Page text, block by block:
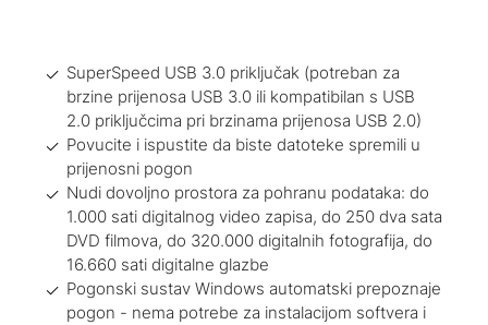
SuperSpeed ​​USB 3.0 priključak (potreban za
brzine prijenosa USB 3.0 ili kompatibilan s USB
2.0 priključcima pri brzinama prijenosa USB 2.0)
Povucite i ispustite da biste datoteke spremili u
prijenosni pogon
Nudi dovoljno prostora za pohranu podataka: do
1.000 sati digitalnog video zapisa, do 250 dva sata
DVD filmova, do 320.000 digitalnih fotografija, do
16.660 sati digitalne glazbe
Pogonski sustav Windows automatski prepoznaje
pogon - nema potrebe za instalacijom softvera i